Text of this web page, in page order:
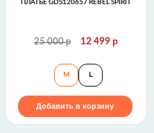
Rebel Spirit
25 000р 12 499 р
Платье
M L
Добавить в корзину